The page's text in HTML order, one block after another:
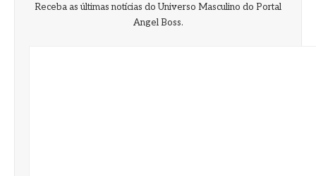
Receba as últimas notícias do Universo Masculino do Portal
Angel Boss.